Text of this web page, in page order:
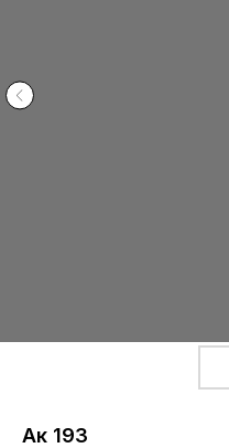
Ак 193